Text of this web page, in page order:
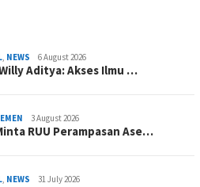
, NEWS 6 August 2026
Aditya: Akses Ilmu …
3 August 2026
RUU Perampasan Ase…
, NEWS 31 July 2026